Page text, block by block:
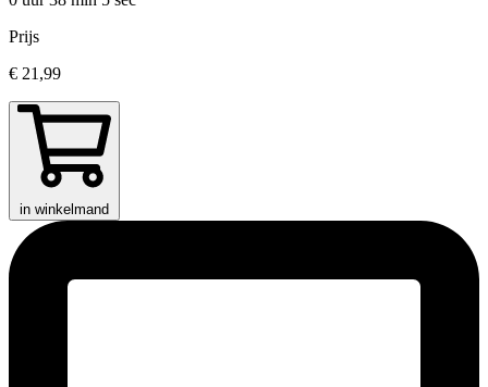
Prijs
€ 21,99
in winkelmand